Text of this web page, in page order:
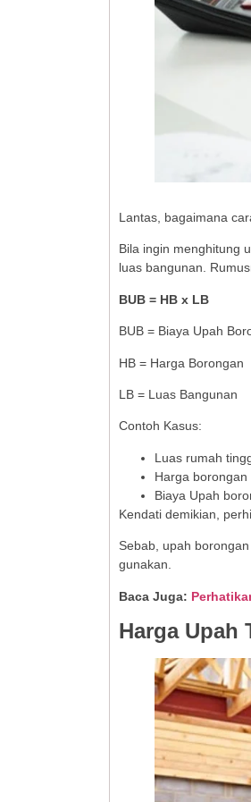
Lantas, bagaimana
Bila ingin menghitung
luas bangunan.
BUB = HB x LB
BUB = Biaya Upah
HB = Harga Borongan
LB = Luas Bangunan
Contoh Kasus:
Luas rumah
Harga
Biaya Upah
Kendati demikian,
Sebab, upah
gunakan.
Baca Juga:
Harga Upah